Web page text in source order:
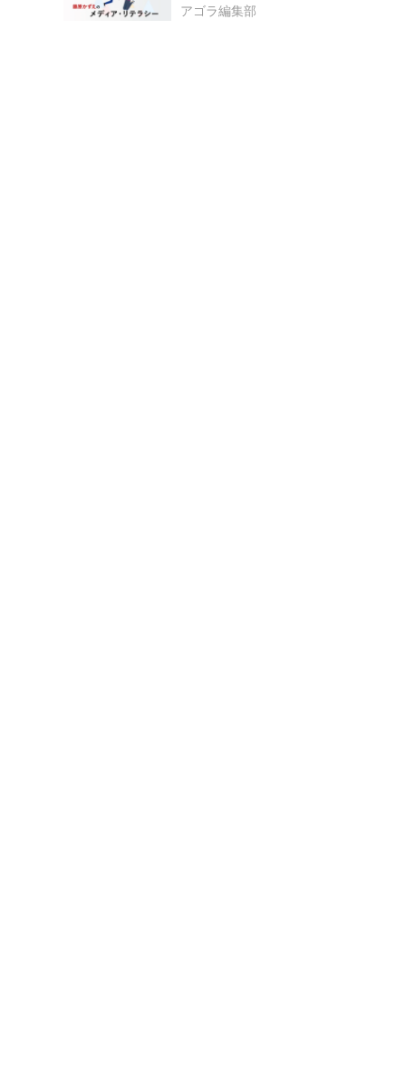
アゴラ編集部